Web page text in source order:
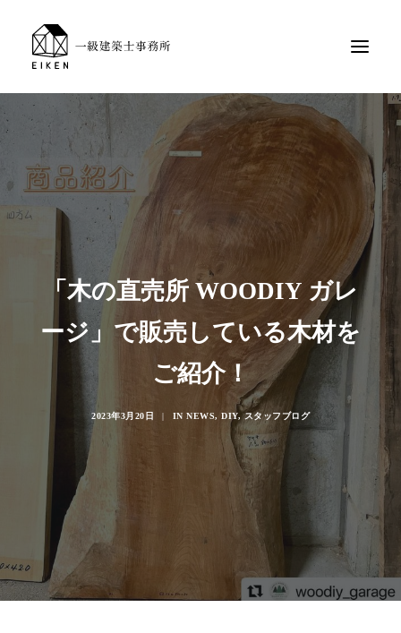
「木の直売所 WOODIY ガレ
ージ」で販売している木材を
ご紹介！
2023年3月20日 | IN NEWS, DIY,スタッフブログ